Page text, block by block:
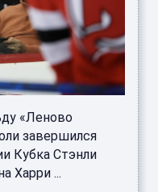
«Леново
завершился
Кубка Стэнли
Харри ...